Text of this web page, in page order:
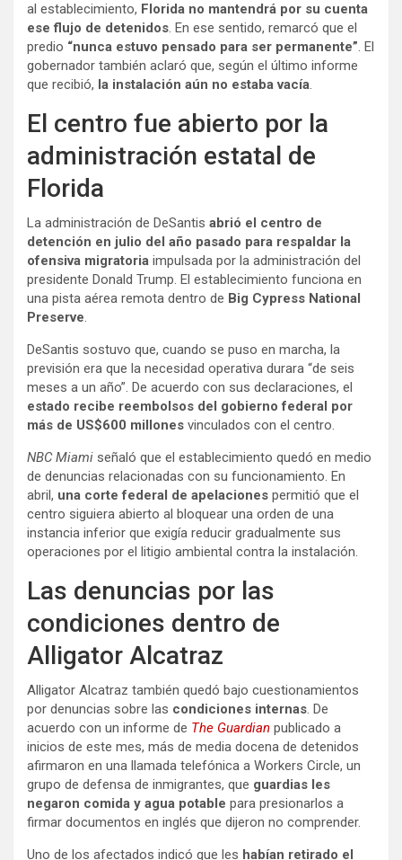
al establecimiento, Florida no mantendrá por su cuenta
ese flujo de detenidos. En ese sentido, remarcó que el
predio “nunca estuvo pensado para ser permanente”. El
gobernador también aclaró que, según el último informe
que recibió, la instalación aún no estaba vacía.
El centro fue abierto por la
administración estatal de
Florida
La administración de DeSantis abrió el centro de
detención en julio del año pasado para respaldar la
ofensiva migratoria impulsada por la administración del
presidente Donald Trump. El establecimiento funciona en
una pista aérea remota dentro de Big Cypress National
Preserve.
DeSantis sostuvo que, cuando se puso en marcha, la
previsión era que la necesidad operativa durara “de seis
meses a un año”. De acuerdo con sus declaraciones, el
estado recibe reembolsos del gobierno federal por
más de US$600 millones vinculados con el centro.
NBC Miami señaló que el establecimiento quedó en medio
de denuncias relacionadas con su funcionamiento. En
abril, una corte federal de apelaciones permitió que el
centro siguiera abierto al bloquear una orden de una
instancia inferior que exigía reducir gradualmente sus
operaciones por el litigio ambiental contra la instalación.
Las denuncias por las
condiciones dentro de
Alligator Alcatraz
Alligator Alcatraz también quedó bajo cuestionamientos
por denuncias sobre las condiciones internas. De
acuerdo con un informe de The Guardian publicado a
inicios de este mes, más de media docena de detenidos
afirmaron en una llamada telefónica a Workers Circle, un
grupo de defensa de inmigrantes, que guardias les
negaron comida y agua potable para presionarlos a
firmar documentos en inglés que dijeron no comprender.
Uno de los afectados indicó que les habían retirado el